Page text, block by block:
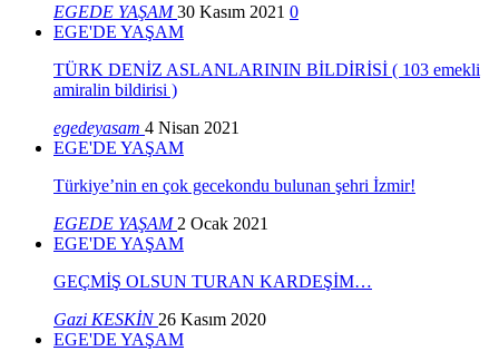
EGEDE YAŞAM30 Kasım 2021 0
EGE'DE YAŞAM
TÜRK DENİZ ASLANLARININ BİLDİRİSİ ( 103 emekli
amiralin bildirisi )
egedeyasam 4 Nisan 2021
EGE'DE YAŞAM
Türkiye’nin en çok gecekondu bulunan şehri İzmir!
EGEDE YAŞAM 2 Ocak 2021
EGE'DE YAŞAM
GEÇMİŞ OLSUN TURAN KARDEŞİM…
Gazi KESKİN 26 Kasım 2020
EGE'DE YAŞAM